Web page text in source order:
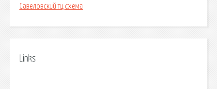
Савеловский тц схема
Links